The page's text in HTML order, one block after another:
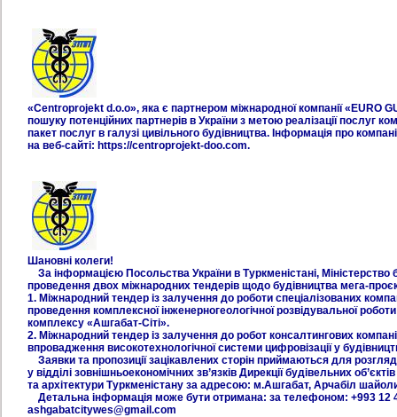
«Centroprojekt d.o.o», яка є партнером міжнародної компанії «EURO
пошуку потенційних партнерів в України з метою реалізації послуг
пакет послуг в галузі цивільного будівництва. Інформація про
на веб-сайті: https://centroprojekt-doo.com.
Шановні колеги!
За інформацією Посольства України в Туркменістані, Міністерство
проведення двох міжнародних тендерів щодо будівництва мега-
1. Міжнародний тендер із залучення до роботи спеціалізованих
проведення комплексної інженерногеологічної розвідувальної
комплексу «Ашгабат-Сіті».
2. Міжнародний тендер із залучення до робот консалтингових
впровадження високотехнологічної системи цифровізації у
Заявки та пропозиції зацікавлених сторін приймаються для
у відділі зовнішньоекономічних зв’язків Дирекції будівельних
та архітектури Туркменістану за адресою: м.Ашгабат, Арчабіл
Детальна інформація може бути отримана: за телефоном: +993 12
ashgabatcitywes@gmail.com